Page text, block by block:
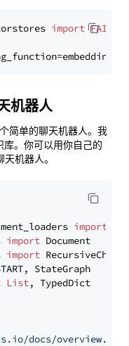
import FAISS
机器人
简单的聊天机器人。我
库。你可以用你自己的
机器人。
import
import
import
List, TypedDict
docs/overview.md"